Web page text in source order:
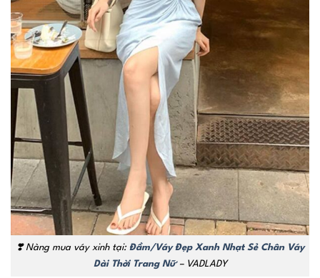
❣️ Nàng mua váy xinh tại: Đầm/Váy Đẹp Xanh Nhạt Sẻ Chân Váy
Dài Thời Trang Nữ– VADLADY